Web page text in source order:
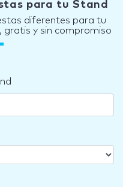
para tu Stand
diferentes para tu
gratis y sin compromiso